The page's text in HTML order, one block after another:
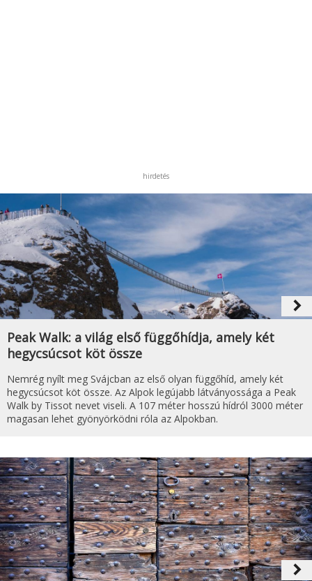
hirdetés
navigate_next
Peak Walk: a világ első függőhídja, amely két
hegycsúcsot köt össze
Nemrég nyílt meg Svájcban az első olyan függőhíd, amely két
hegycsúcsot köt össze. Az Alpok legújabb látványossága a Peak
Walk by Tissot nevet viseli. A 107 méter hosszú hídról 3000 méter
magasan lehet gyönyörködni róla az Alpokban.
navigate_next